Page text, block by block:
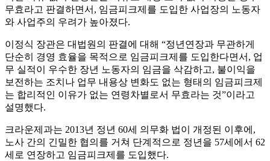
무효라고 판결하면서, 임금피크제를 도입한 사업장의 노동자
와 사업주의 우려가 높아졌다.
이정식 장관은 대법원의 판결에 대해 “정년연장과 무관하게
단순히 경영 효율을 목적으로 임금피크제를 도입한다면서, 업
무 실적이 우수한 장년 노동자의 임금을 삭감하고, 불이익을
보전하는 조치나 업무 내용상 변화도 없는 형태의 임금피크제
는 합리적인 이유가 없는 연령차별로서 무효라는 것”이라고
설명했다.
크라운제과는 2013년 정년 60세 의무화 법이 개정된 이후에,
노사 간의 긴밀한 협의를 거쳐 단계적으로 정년을 57세에서 62
세로 연장하고 임금피크제를 도입했다.